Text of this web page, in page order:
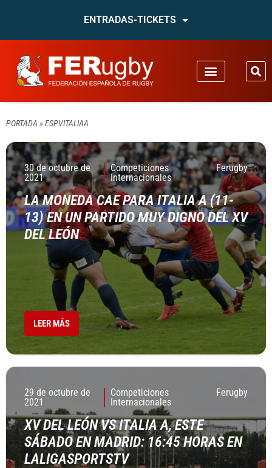
ENTRADAS-TICKETS
PORTADA » ESPVITALIAA
30 de octubre de
2021
Competiciones
Internacionales
Ferugby
LA MONEDA CAE PARA ITALIA A (11-
13) EN UN PARTIDO MUY DIGNO DEL XV
DEL LEÓN
LEER MÁS
29 de octubre de
2021
Competiciones
Internacionales
Ferugby
XV DEL LEÓN VS ITALIA A, ESTE
SÁBADO EN MADRID: 16:45 HORAS EN
LALIGASPORTSTV